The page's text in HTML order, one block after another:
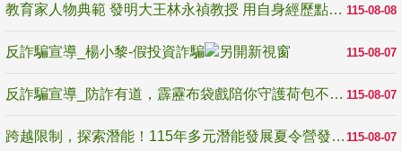
115-08-08
教育家人物典範 發明大王林永禎教授 用自身經歷點亮學生的路
115-08-07
反詐騙宣導_楊小黎-假投資詐騙
115-08-07
反詐騙宣導_防詐有道，霹靂布袋戲陪你守護荷包不受騙
115-08-07
跨越限制，探索潛能！115年多元潛能發展夏令營發掘生命無限可能